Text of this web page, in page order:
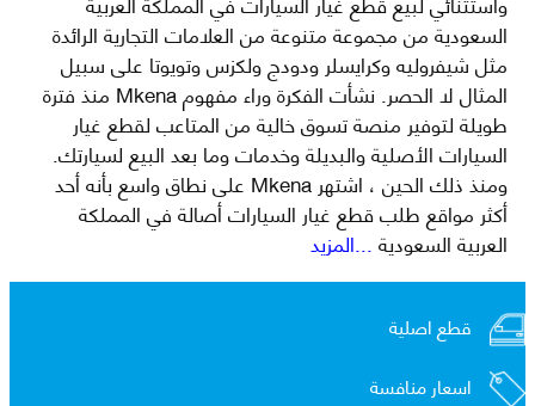
السعودية من مجموعة متنوعة من العلامات التجارية الرائدة
مثل شيفروليه وكرايسلر ودودج ولكزس وتويوتا على سبيل
المثال لا الحصر. نشأت الفكرة وراء مفهوم Mkena منذ فترة
طويلة لتوفير منصة تسوق خالية من المتاعب لقطع غيار
السيارات الأصلية والبديلة وخدمات وما بعد البيع لسيارتك.
ومنذ ذلك الحين ، اشتهر Mkena على نطاق واسع بأنه أحد
أكثر مواقع طلب قطع غيار السيارات أصالة في المملكة
العربية السعودية...المزيد
قطع اصلية
اسعار منافسة